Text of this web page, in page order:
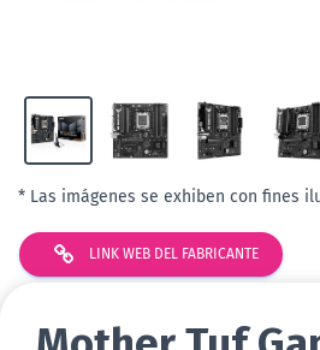
* Las imágenes se exhiben con fines
LINK WEB DEL FABRICANTE